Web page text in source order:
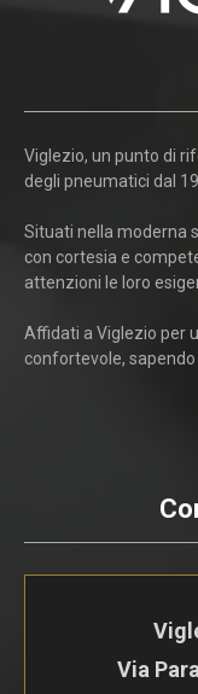
Viglezio, un punto di
degli pneumatici dal
Situati nella moderna
con cortesia e
attenzioni le loro
Affidati a Viglezio per
confortevole,
Via